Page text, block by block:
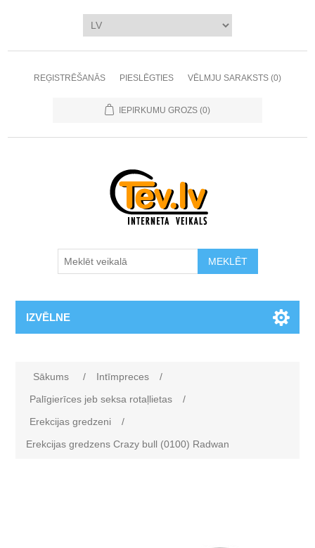
REĢISTRĒŠANĀS PIESLĒGTIES VĒLMJU SARAKSTS (0)
IEPIRKUMU GROZS (0)
MEKLĒT
IZVĒLNE
Sākums / Intīmpreces
/
Palīgierīces jeb seksa rotaļlietas
/
Erekcijas gredzeni
/
Erekcijas gredzens Crazy bull (0100) Radwan